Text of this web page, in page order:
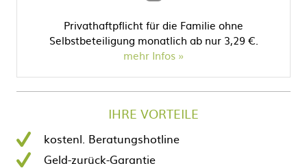
Privathaftpflicht für die Familie ohne
Selbstbeteiligung monatlich ab nur 3,29 €.
mehr Infos
IHRE VORTEILE
kostenl. Beratungshotline
Geld-zurück-Garantie